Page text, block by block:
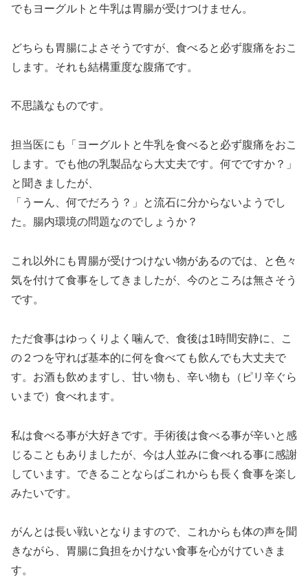
でもヨーグルトと牛乳は胃腸が受けつけません。
どちらも胃腸によさそうですが、食べると必ず腹痛をおこ
します。それも結構重度な腹痛です。
不思議なものです。
担当医にも「ヨーグルトと牛乳を食べると必ず腹痛をおこ
します。でも他の乳製品なら大丈夫です。何でですか？」
と聞きましたが、
「うーん、何でだろう？」と流石に分からないようでし
た。腸内環境の問題なのでしょうか？
これ以外にも胃腸が受けつけない物があるのでは、と色々
気を付けて食事をしてきましたが、今のところは無さそう
です。
ただ食事はゆっくりよく噛んで、食後は1時間安静に、こ
の２つを守れば基本的に何を食べても飲んでも大丈夫で
す。お酒も飲めますし、甘い物も、辛い物も（ピリ辛ぐら
いまで）食べれます。
私は食べる事が大好きです。手術後は食べる事が辛いと感
じることもありましたが、今は人並みに食べれる事に感謝
しています。できることならばこれからも長く食事を楽し
みたいです。
がんとは長い戦いとなりますので、これからも体の声を聞
きながら、胃腸に負担をかけない食事を心がけていきま
す。